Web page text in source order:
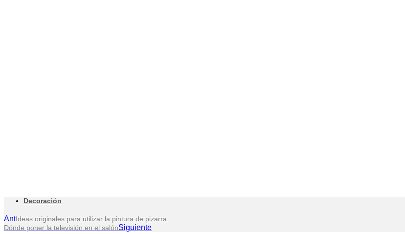
Decoración
AntIdeas originales para utilizar la pintura de pizarra
Dónde poner la televisión en el salónSiguiente